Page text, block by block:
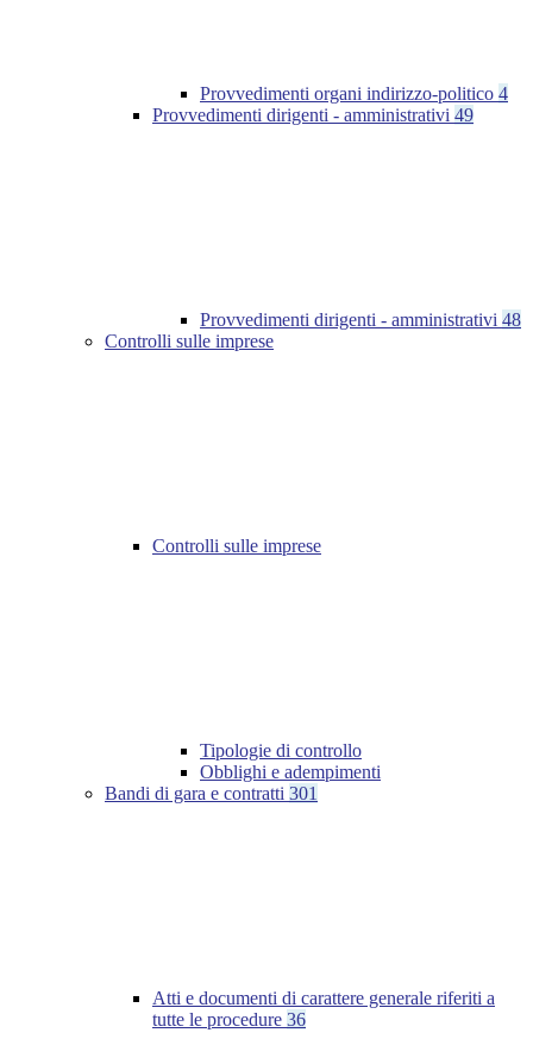
Provvedimenti organi indirizzo-politico 4
Provvedimenti dirigenti - amministrativi 49
Provvedimenti dirigenti - amministrativi 48
Controlli sulle imprese
Controlli sulle imprese
Tipologie di controllo
Obblighi e adempimenti
Bandi di gara e contratti 301
Atti e documenti di carattere generale riferiti a
tutte le procedure 36